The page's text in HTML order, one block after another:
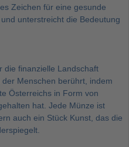
Zeichen für eine gesunde
unterstreicht die Bedeutung
die finanzielle Landschaft
Menschen berührt, indem
Österreichs in Form von
hat. Jede Münze ist
auch ein Stück Kunst, das die